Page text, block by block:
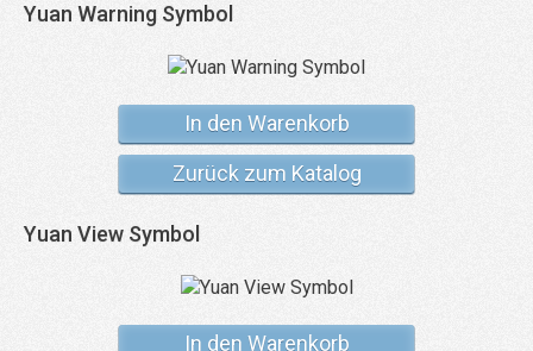
Yuan Warning Symbol
In den Warenkorb
Zurück zum Katalog
Yuan View Symbol
In den Warenkorb